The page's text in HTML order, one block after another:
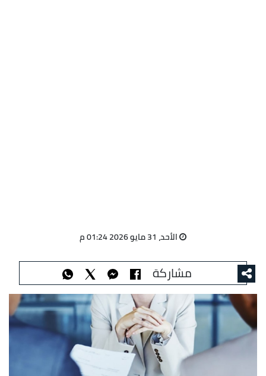
الأحد، 31 مايو 2026 01:24 م
مشاركة